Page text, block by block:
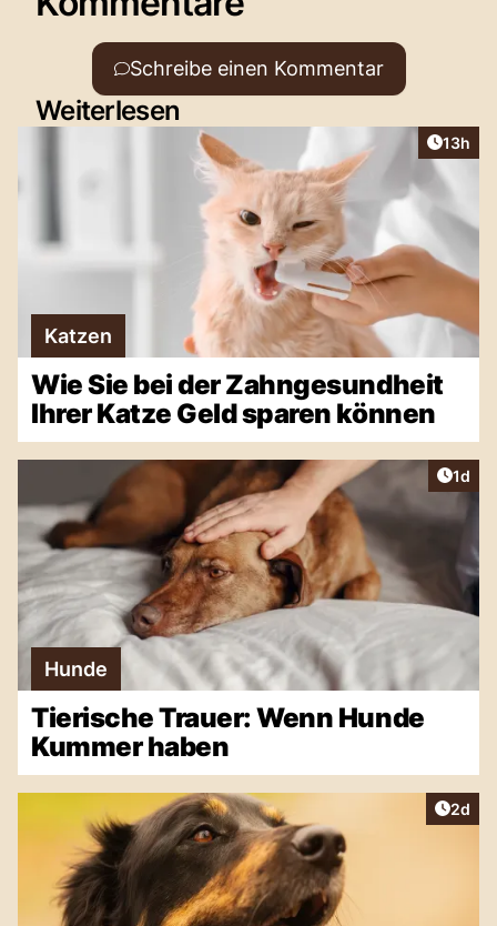
Schreibe einen Kommentar
Weiterlesen
Artikel
13h
Katzen
Wie Sie bei der Zahngesundheit
Ihrer Katze Geld sparen können
1d
Hunde
Tierische Trauer: Wenn Hunde
Kummer haben
2d